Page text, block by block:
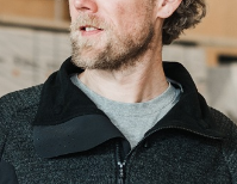
Technique de
mesure et pesage